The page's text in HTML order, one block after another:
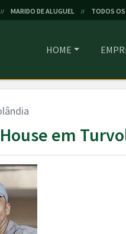
// MARIDO DE ALUGUEL // TODOS OS
HOME
em